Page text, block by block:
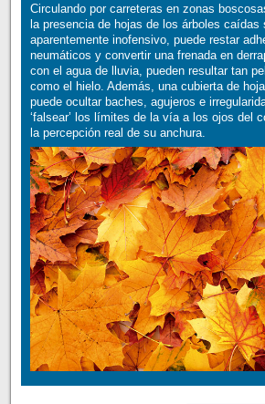
Circulando por carreteras en zonas
la presencia de hojas de los árboles
aparentemente inofensivo, puede restar
neumáticos y convertir una frenada en
con el agua de lluvia, pueden resultar tan
como el hielo. Además, una cubierta de
puede ocultar baches, agujeros e
‘falsear’ los límites de la vía a los ojos del
la percepción real de su anchura.